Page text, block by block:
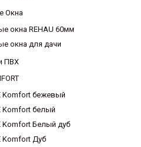
Окна
окна REHAU 60мм
окна для дачи
ПВХ
Komfort бежевый
Komfort белый
Komfort Белый дуб
Komfort Дуб